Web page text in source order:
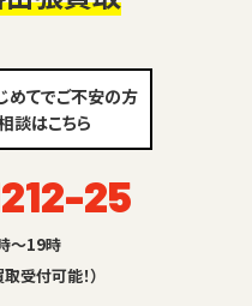
めてでご不安の方
談はこちら
25
～19時
受付可能！）